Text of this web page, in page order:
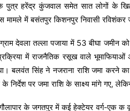
के पुत्र हरेंद्र कुंजवाल समेत सात लोगों के
मामले में बसंतपुर किशनपुर निवासी रविशंकर
देवला तल्ला पजाया में 53 बीघा
में राजनैतिक रसूख वाले
बलवंत सिंह ने नजराना राशि जमा करने
निर्देश पर जमा राशि के साक्ष्य मांगे गए,
के जगतपुर में कई हेक्टेयर वर्ग-एक क